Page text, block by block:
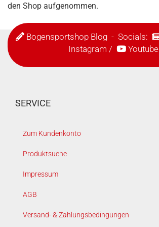
den Shop aufgenommen.
Bogensportshop Blog- Socials:
Instagram / Youtube
SERVICE
Zum Kundenkonto
Produktsuche
Impressum
AGB
Versand- & Zahlungsbedingungen